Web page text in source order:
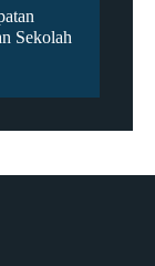
Sekolah